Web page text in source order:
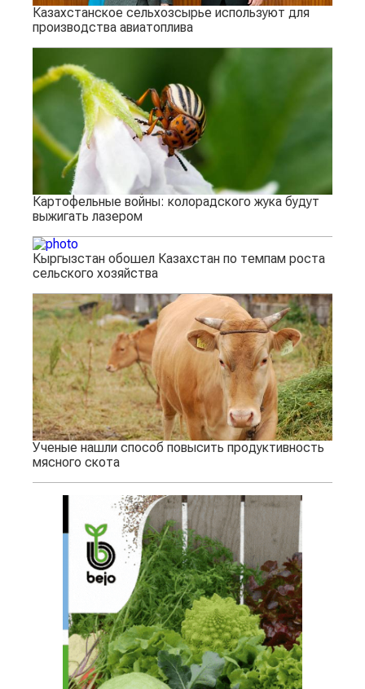
Казахстанское сельхозсырье используют для
производства авиатоплива
Картофельные войны: колорадского жука будут
выжигать лазером
Кыргызстан обошел Казахстан по темпам роста
сельского хозяйства
Ученые нашли способ повысить продуктивность
мясного скота